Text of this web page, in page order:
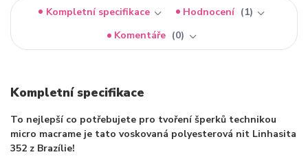
Kompletní specifikace Hodnocení
1
Komentáře
0
Kompletní specifikace
To nejlepší co potřebujete pro tvoření šperků technikou
micro macrame je tato voskovaná polyesterová nit Linhasita
352 z Brazílie!